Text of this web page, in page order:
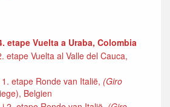
etape Vuelta a Uraba, Colombia
etape Vuelta al Valle del Cauca,
etape Ronde van Italië, (Giro
Belgien